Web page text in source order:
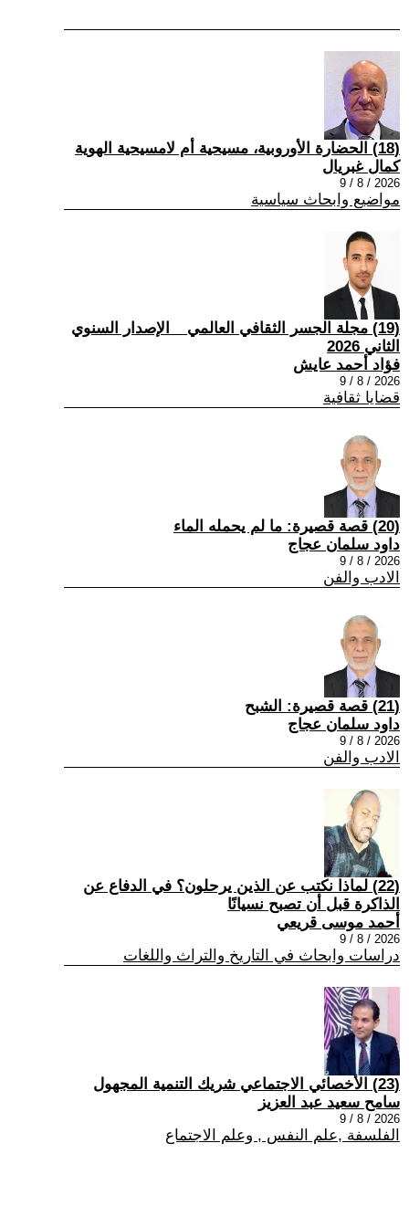
(18) الحضارة الأوروبية، مسيحية أم لامسيحية الهوية
كمال غبريال
2026 / 8 / 9
مواضيع وابحاث سياسية
(19) مجلة الجسر الثقافي العالمي _ الإصدار السنوي
الثاني 2026
فؤاد أحمد عايش
2026 / 8 / 9
قضايا ثقافية
(20) قصة قصيرة: ما لم يحمله الماء
داود سلمان عجاج
2026 / 8 / 9
الادب والفن
(21) قصة قصيرة: الشبح
داود سلمان عجاج
2026 / 8 / 9
الادب والفن
(22) لماذا نكتب عن الذين يرحلون؟ في الدفاع عن
الذاكرة قبل أن تصبح نسيانًا
أحمد موسى قريعي
2026 / 8 / 9
دراسات وابحاث في التاريخ والتراث واللغات
(23) الأخصائي الاجتماعي شريك التنمية المجهول
سامح سعيد عبد العزيز
2026 / 8 / 9
الفلسفة ,علم النفس , وعلم الاجتماع